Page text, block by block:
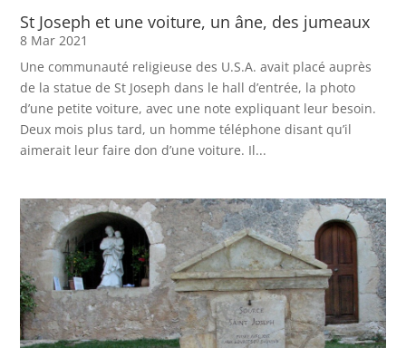
St Joseph et une voiture, un âne, des jumeaux
8 Mar 2021
Une communauté religieuse des U.S.A. avait placé auprès
de la statue de St Joseph dans le hall d’entrée, la photo
d’une petite voiture, avec une note expliquant leur besoin.
Deux mois plus tard, un homme téléphone disant qu’il
aimerait leur faire don d’une voiture. Il...